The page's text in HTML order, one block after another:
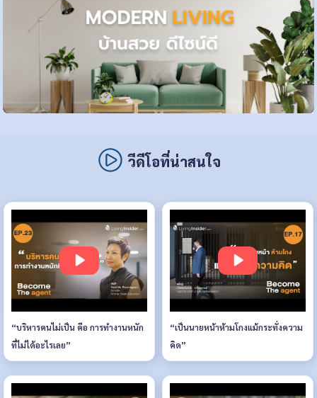
วีดีโอที่น่าสนใจ
“บริหารคนไม่เป็น คือ การทำงานหนัก
ที่ไม่ได้อะไรเลย”
“เป็นนายหน้าห้ามโกงแม้กระทั่งความ
คิด”